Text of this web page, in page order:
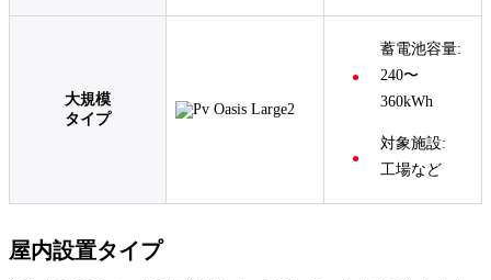
大規模
タイプ
蓄電池容量:
240〜
360kWh
対象施設:
工場など
屋内設置タイプ